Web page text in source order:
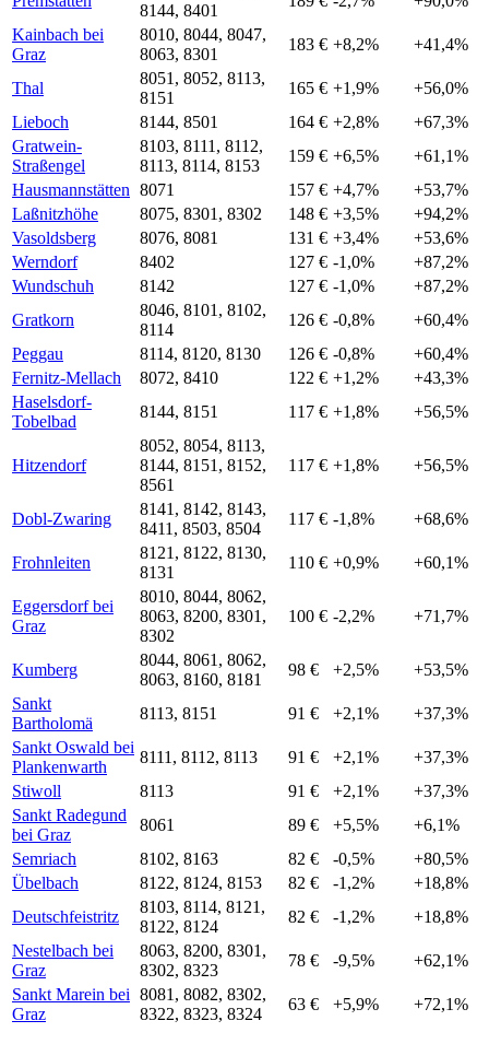
8144, 8401
Kainbach bei
Graz
8010, 8044, 8047,
8063, 8301
183 € +8,2% +41,4%
Thal
8051, 8052, 8113,
8151
165 € +1,9%
+56,0%
Lieboch
8144, 8501 164 € +2,8%
+67,3%
Gratwein-
Straßengel
8103, 8111, 8112,
8113, 8114, 8153
159 € +6,5%
+61,1%
Hausmannstätten 8071 157 € +4,7%
+53,7%
Laßnitzhöhe
8075, 8301, 8302 148 € +3,5%
+94,2%
Vasoldsberg
8076, 8081 131 € +3,4%
+53,6%
Werndorf
8402 127 € -1,0%
+87,2%
Wundschuh
8142 127 € -1,0%
+87,2%
Gratkorn
8046, 8101, 8102,
8114
126 € -0,8%
+60,4%
Peggau
8114, 8120, 8130 126 € -0,8%
+60,4%
Fernitz-Mellach
8072, 8410 122 € +1,2%
+43,3%
Haselsdorf-
Tobelbad
8144, 8151 117 € +1,8% +56,5%
Hitzendorf
8052, 8054, 8113,
8144, 8151, 8152,
8561
117 € +1,8% +56,5%
Dobl-Zwaring
8141, 8142, 8143,
8411, 8503, 8504
117 € -1,8% +68,6%
Frohnleiten
8121, 8122, 8130,
8131
110 € +0,9% +60,1%
Eggersdorf bei
Graz
8010, 8044, 8062,
8063, 8200, 8301,
8302
100 € -2,2% +71,7%
Kumberg
8044, 8061, 8062,
8063, 8160, 8181
98 € +2,5%
+53,5%
Sankt
Bartholomä
8113, 8151 91 € +2,1%
+37,3%
Sankt Oswald bei
Plankenwarth
8111, 8112, 8113 91 € +2,1%
+37,3%
Stiwoll
8113 91 € +2,1%
+37,3%
Sankt Radegund
bei Graz
8061 89 € +5,5%
+6,1%
Semriach
8102, 8163 82 € -0,5%
+80,5%
Übelbach
8122, 8124, 8153 82 € -1,2%
+18,8%
Deutschfeistritz
8103, 8114, 8121,
8122, 8124
82 € -1,2%
+18,8%
Nestelbach bei
Graz
8063, 8200, 8301,
8302, 8323
78 € -9,5%
+62,1%
Sankt Marein bei
Graz
8081, 8082, 8302,
8322, 8323, 8324
63 € +5,9% +72,1%